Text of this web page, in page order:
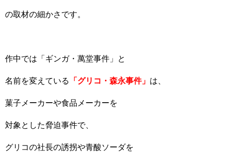
の取材の細かさです。
作中では「ギンガ・萬堂事件」と
名前を変えている 「グリコ・森永事件」 は、
菓子メーカーや食品メーカーを
対象とした脅迫事件で、
グリコの社長の誘拐や青酸ソーダを